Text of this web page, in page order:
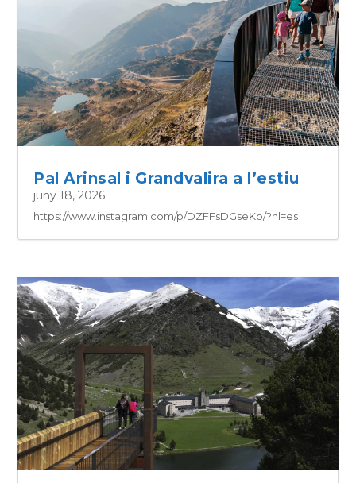
Pal Arinsal i Grandvalira a l’estiu
juny 18, 2026
https://www.instagram.com/p/DZFFsDGseKo/?hl=es